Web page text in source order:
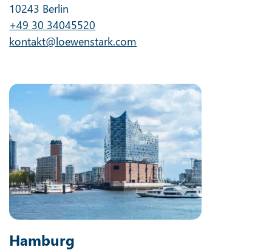
10243 Berlin
+49 30 34045520
kontakt@loewenstark.com
Hamburg